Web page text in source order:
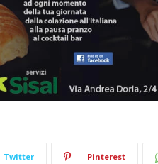
Twitter Pinterest